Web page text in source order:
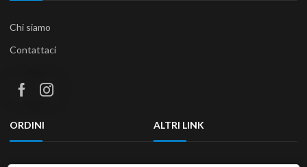
Chi siamo
Contattaci
ORDINI ALTRI LINK